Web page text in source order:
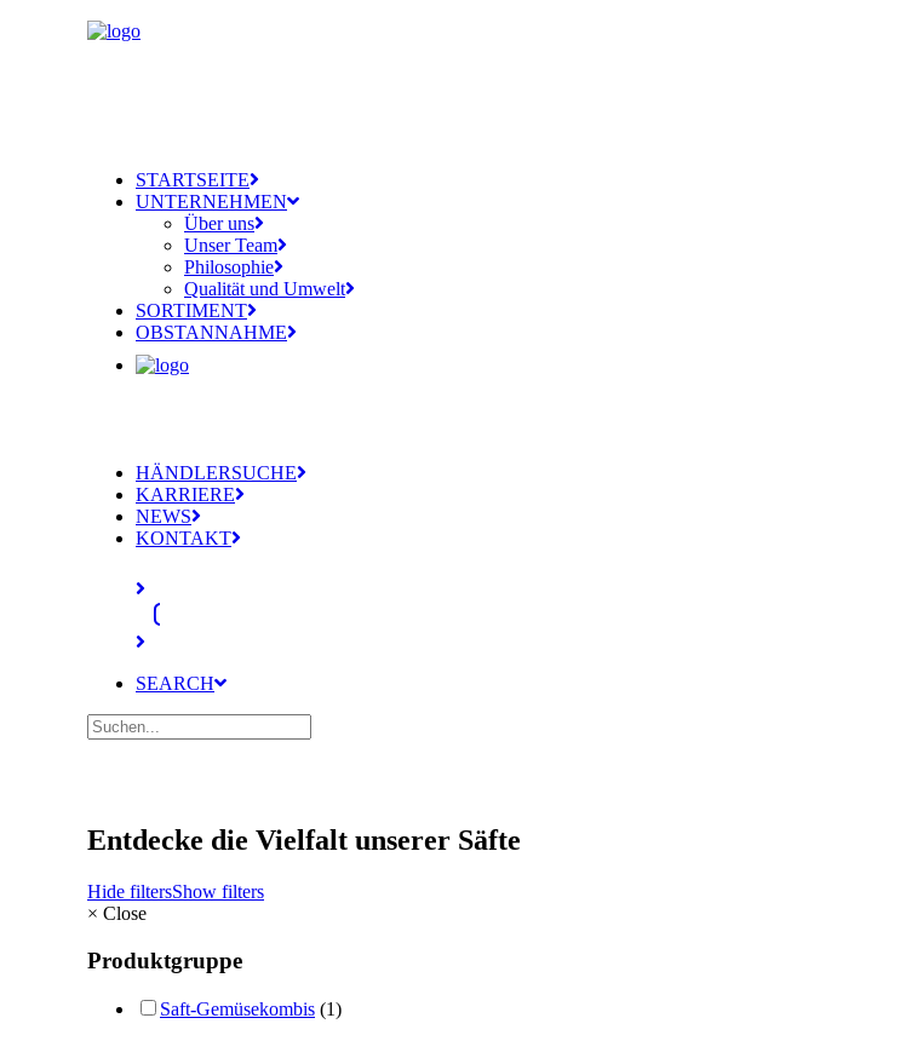
STARTSEITE
UNTERNEHMEN
Über uns
Unser Team
Philosophie
Qualität und Umwelt
SORTIMENT
OBSTANNAHME
HÄNDLERSUCHE
KARRIERE
NEWS
KONTAKT
SEARCH
Entdecke die Vielfalt unserer Säfte
Hide filtersShow filters
× Close
Produktgruppe
Saft-Gemüsekombis (1)